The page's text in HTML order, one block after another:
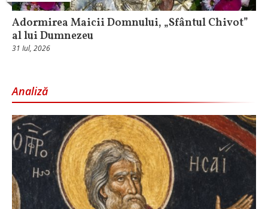
Adormirea Maicii Domnului, „Sfântul Chivot”
al lui Dumnezeu
31 Iul, 2026
Analiză